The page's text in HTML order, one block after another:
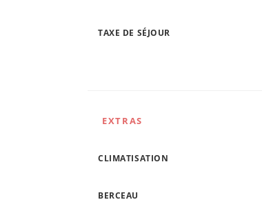
TAXE DE SÉJOUR
EXTRAS
CLIMATISATION
BERCEAU